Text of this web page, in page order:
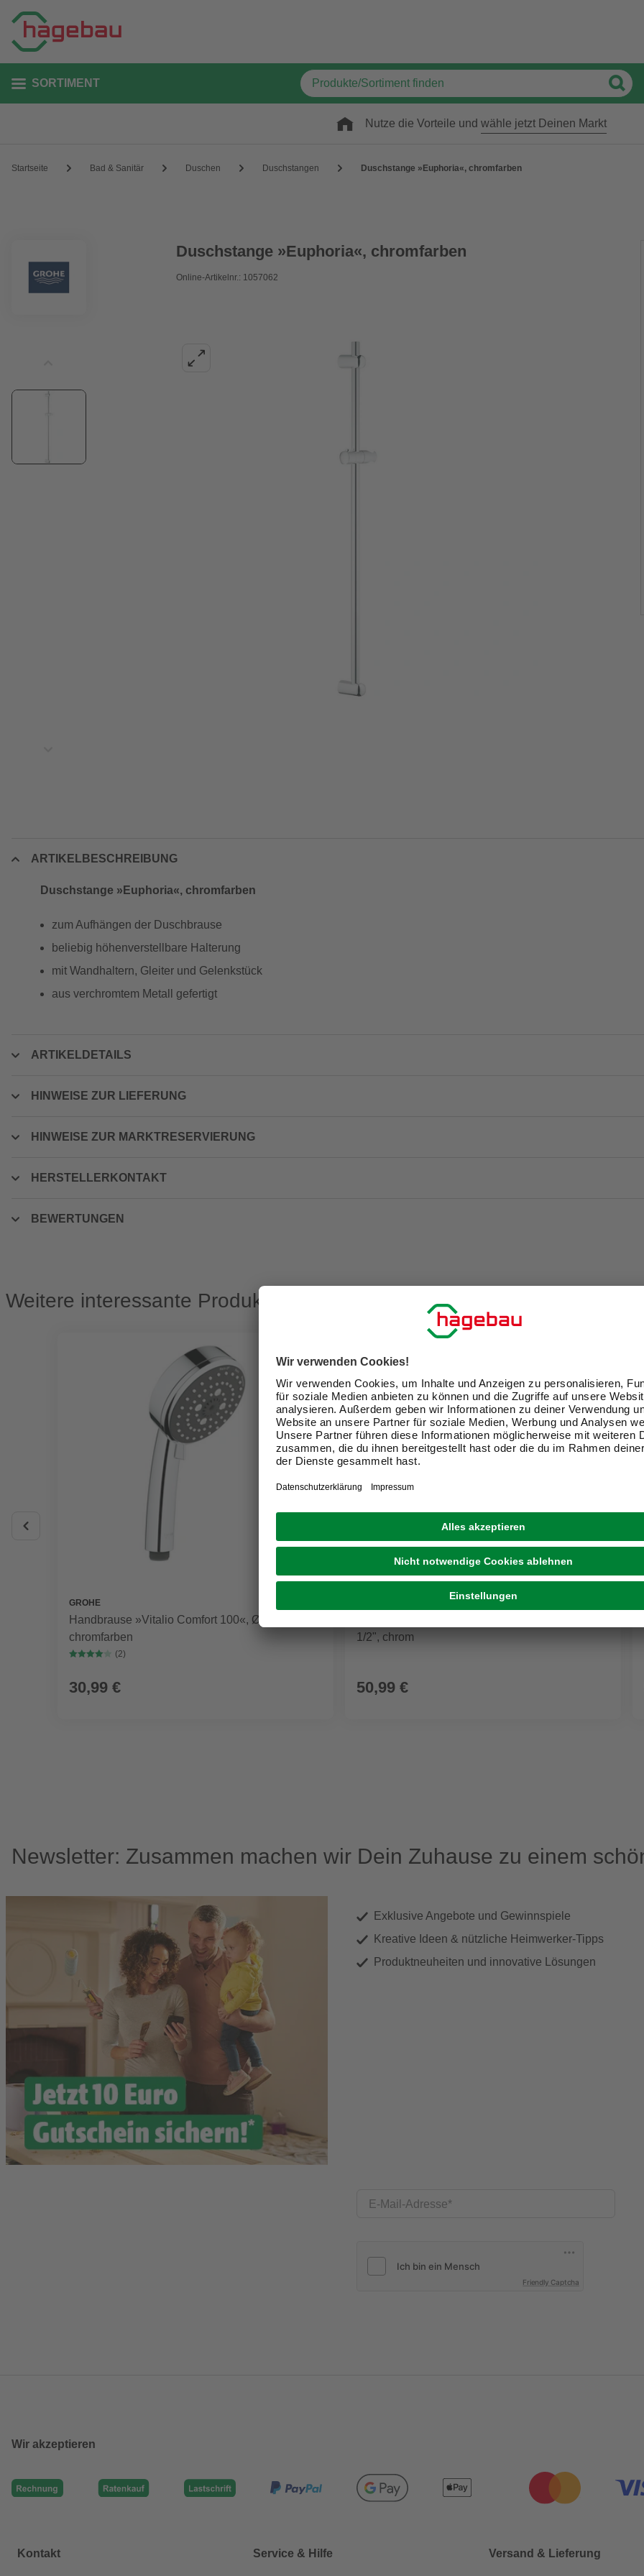
SORTIMENT
Nutze die Vorteile und wähle jetzt Deinen Markt
Startseite Bad & Sanitär Duschen Duschstangen Duschstange »Euphoria«, chromfarben
Duschstange »Euphoria«, chromfarben
Online-Artikelnr.: 1057062
ARTIKELBESCHREIBUNG
Duschstange »Euphoria«, chromfarben
zum Aufhängen der Duschbrause
beliebig höhenverstellbare Halterung
mit Wandhaltern, Gleiter und Gelenkstück
aus verchromtem Metall gefertigt
ARTIKELDETAILS
HINWEISE ZUR LIEFERUNG
HINWEISE ZUR MARKTRESERVIERUNG
HERSTELLERKONTAKT
BEWERTUNGEN
Weitere interessante Produkte
GROHE
Handbrause »Vitalio Comfort 100«, Ø 10 cm,
chromfarben
(2)
30,99 €
1/2", chrom
50,99 €
Newsletter: Zusammen machen wir Dein Zuhause zu einem
Exklusive Angebote und Gewinnspiele
Kreative Ideen & nützliche Heimwerker-Tipps
Produktneuheiten und innovative Lösungen
E-Mail-Adresse
Friendly Captcha
Wir akzeptieren
Kontakt Service & Hilfe Versand & Lieferung